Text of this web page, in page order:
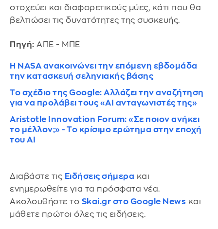
στοχεύει και διαφορετικούς μύες, κάτι που θα
βελτιώσει τις δυνατότητες της συσκευής.
Πηγή: ΑΠΕ - ΜΠΕ
Η NASA ανακοινώνει την επόμενη εβδομάδα
την κατασκευή σεληνιακής βάσης
Το σχέδιο της Google: Αλλάζει την αναζήτηση
για να προλάβει τους «AI ανταγωνιστές της»
Aristotle Innovation Forum: «Σε ποιον ανήκει
το μέλλον;» - Το κρίσιμο ερώτημα στην εποχή
του ΑΙ
Διαβάστε τις Ειδήσεις σήμερα και
ενημερωθείτε για τα πρόσφατα νέα.
Ακολουθήστε το Skai.gr στο Google News και
μάθετε πρώτοι όλες τις ειδήσεις.